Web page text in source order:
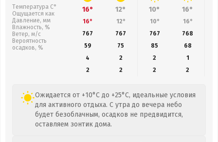
Температура С°
Ощущается как
Давление, мм
Влажность, %
Ветер, м/с
Вероятность
осадков, %
16° 12° 10° 16°
16° 12° 10° 16°
767
767 767 768
59
75 85 68
4
2 2
1
2
2 2 2
Ожидается от +10°C до +25°C, идеальные условия
для активного отдыха. С утра до вечера небо
будет безоблачным, осадков не предвидится,
оставляем зонтик дома.